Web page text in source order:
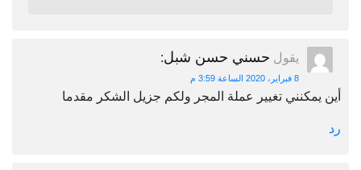
يقول حسني حسن شبل:
8 فبراير، 2020 الساعة 3:59 م
أين يمكنني تغيير عملة المجر ولكم جزيل الشكر مقدما
رد